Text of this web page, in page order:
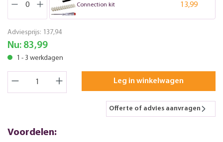
Connection kit 13,99
Adviesprijs: 137,94
Nu: 83,99
1 - 3 werkdagen
Leg in winkelwagen
Offerte of advies aanvragen
Voordelen: